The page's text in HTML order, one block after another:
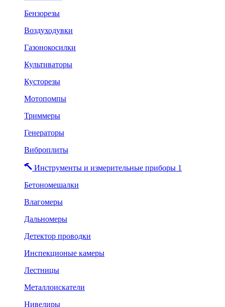
Бензорезы
Воздуходувки
Газонокосилки
Культиваторы
Кусторезы
Мотопомпы
Триммеры
Генераторы
Виброплиты
Инструменты и измерительные приборы 1
Бетономешалки
Влагомеры
Дальномеры
Детектор проводки
Инспекционые камеры
Лестницы
Металлоискатели
Нивелиры